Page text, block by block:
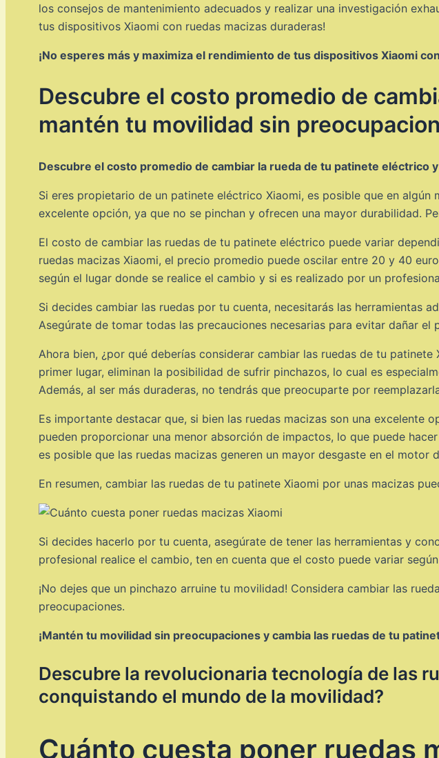
los consejos de mantenimiento adecuados y realizar una investigación
tus dispositivos Xiaomi con ruedas macizas duraderas!
¡No esperes más y maximiza el rendimiento de tus dispositivos Xiaomi
Descubre el costo promedio de
mantén tu movilidad sin
Descubre el costo promedio de cambiar la rueda de tu patinete eléctrico
Si eres propietario de un patinete eléctrico Xiaomi, es posible que en
excelente opción, ya que no se pinchan y ofrecen una mayor durabilidad.
El costo de cambiar las ruedas de tu patinete eléctrico puede variar
ruedas macizas Xiaomi, el precio promedio puede oscilar entre 20 y 40
según el lugar donde se realice el cambio y si es realizado por un
Si decides cambiar las ruedas por tu cuenta, necesitarás las herramientas
Asegúrate de tomar todas las precauciones necesarias para evitar dañar
Ahora bien, ¿por qué deberías considerar cambiar las ruedas de tu
primer lugar, eliminan la posibilidad de sufrir pinchazos, lo cual es
Además, al ser más duraderas, no tendrás que preocuparte por
Es importante destacar que, si bien las ruedas macizas son una excelente
pueden proporcionar una menor absorción de impactos, lo que puede
es posible que las ruedas macizas generen un mayor desgaste en el
En resumen, cambiar las ruedas de tu patinete Xiaomi por unas macizas
Si decides hacerlo por tu cuenta, asegúrate de tener las herramientas y
profesional realice el cambio, ten en cuenta que el costo puede variar
¡No dejes que un pinchazo arruine tu movilidad! Considera cambiar las
preocupaciones.
¡Mantén tu movilidad sin preocupaciones y cambia las ruedas de tu
Descubre la revolucionaria tecnología de las
conquistando el mundo de la movilidad?
Cuánto cuesta poner ruedas